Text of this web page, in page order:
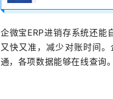
企微宝ERP进销存系统还能
又快又准，减少对账时间
通，各项数据能够在线查询。